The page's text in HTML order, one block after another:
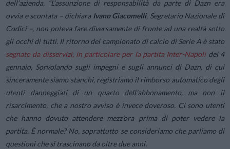
dell’azienda. “L’assunzione di responsabilità da parte di Dazn era
ovvia e scontata– dichiaraIvano Giacomelli, Segretario Nazionale di
Codici –, non poteva fare diversamente di fronte ad una realtà sotto
gli occhi di tutti. Il ritorno del campionato di calcio di Serie A è stato
segnato da disservizi, in particolare per la partita Inter-Napolidel 4
gennaio. Sorvolando sugli impegni e sugli annunci di Dazn, di cui
sinceramente siamo stanchi, registriamo il rimborso automatico degli
utenti danneggiati di un quarto dell’abbonamento, ma non il
risarcimento, che a nostro avviso è invece doveroso. Ci sono utenti
che hanno dovuto attendere mezz’ora prima di poter vedere la
partita. È normale? No, soprattutto se consideriamo che parliamo di
questioni che si trascinano da oltre due anni.